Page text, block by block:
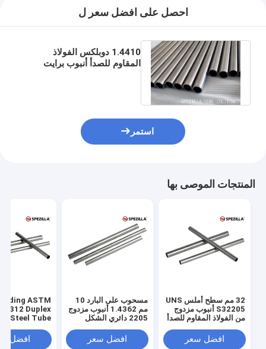
احصل على افضل سعر ل
1.4410 دوبلكس الفولاذ
المقاوم للصدأ أنبوب برايت
استمر
المنتجات الموصى بها
32 مم سطح أملس UNS
S32205 أنبوب مزدوج
من الفولاذ المقاوم للصدأ
افضل سعر
مسحوب على البارد 10
مم 1.4362 أنبوب مزدوج
2205 دائري الشكل
افضل سعر
ASTM
A312 Duplex
Steel Tube
افضل